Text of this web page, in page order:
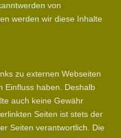
von
werden wir diese Inhalte
zu externen Webseiten
Einfluss haben. Deshalb
auch keine Gewähr
Seiten ist stets der
Seiten verantwortlich. Die